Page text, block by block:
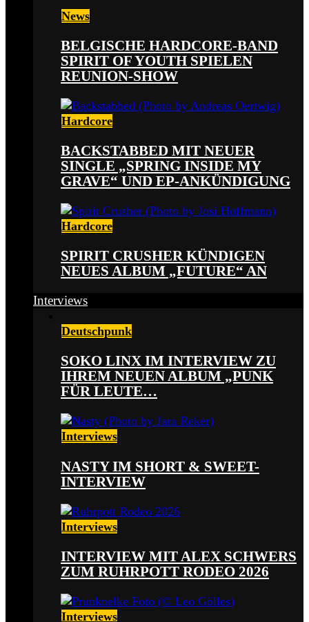
News
BELGISCHE HARDCORE-BAND
SPIRIT OF YOUTH SPIELEN
REUNION-SHOW
Hardcore
BACKSTABBED MIT NEUER
SINGLE „SPRING INSIDE MY
GRAVE“ UND EP-ANKÜNDIGUNG
Hardcore
SPIRIT CRUSHER KÜNDIGEN
NEUES ALBUM „FUTURE“ AN
Interviews
Deutschpunk
SOKO LINX IM INTERVIEW ZU
IHREM NEUEN ALBUM „PUNK
FÜR LEUTE…
Interviews
NASTY IM SHORT & SWEET-
INTERVIEW
Interviews
INTERVIEW MIT ALEX SCHWERS
ZUM RUHRPOTT RODEO 2026
Interviews